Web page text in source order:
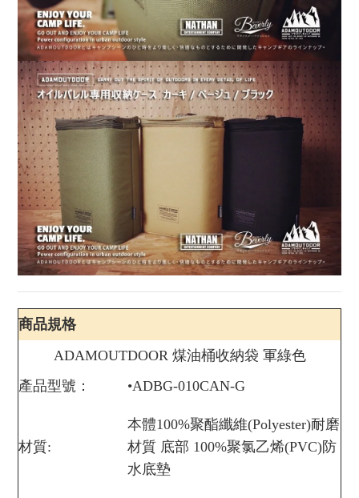
商品規格
ADAMOUTDOOR 煤油桶收納袋 軍綠色
產品型號：
•ADBG-010CAN-G
材質:
本體100%聚酯纖維(Polyester)耐磨
材質 底部 100%聚氯乙烯(PVC)防
水底墊